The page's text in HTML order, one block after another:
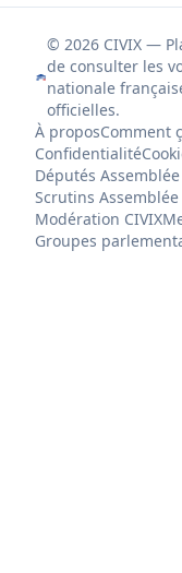
© 2026 CIVIX —
de consulter les
nationale
officielles.
À proposComment
Confidentialité
Députés
Scrutins
Modération CIVIX
Groupes